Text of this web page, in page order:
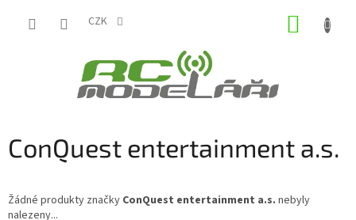
CZK
ConQuest entertainment a.s.
Žádné produkty značky ConQuest entertainment a.s. nebyly
nalezeny...